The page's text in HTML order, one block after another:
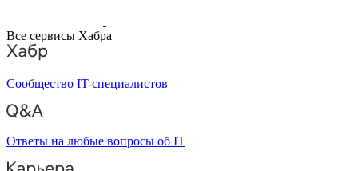
Все сервисы Хабра
Сообщество IT-специалистов
Ответы на любые вопросы об IT